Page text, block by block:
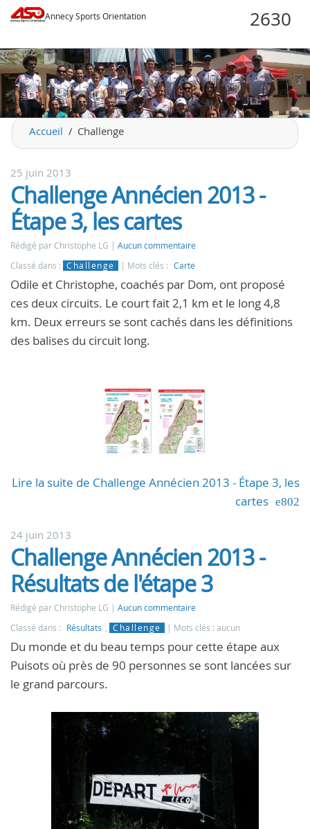
Annecy Sports Orientation
Accueil Challenge
25 juin 2013
Challenge Annécien 2013 -
Étape 3, les cartes
Rédigé par Christophe LG
Aucun commentaire
Classé dans : Challenge Mots clés : Carte
Odile et Christophe, coachés par Dom, ont proposé
ces deux circuits. Le court fait 2,1 km et le long 4,8
km. Deux erreurs se sont cachés dans les définitions
des balises du circuit long.
Lire la suite de Challenge Annécien 2013 - Étape 3, les
cartes
24 juin 2013
Challenge Annécien 2013 -
Résultats de l'étape 3
Rédigé par Christophe LG
Aucun commentaire
Classé dans :
Résultats , Challenge Mots clés : aucun
Du monde et du beau temps pour cette étape aux
Puisots où près de 90 personnes se sont lancées sur
le grand parcours.